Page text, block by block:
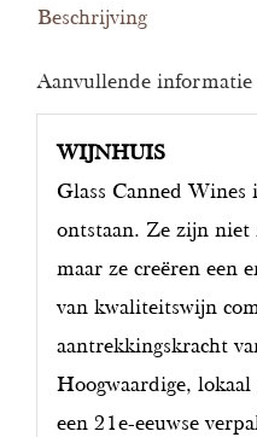
Beschrijving
Aanvullende informatie
WIJNHUIS
Glass Canned
ontstaan. Ze zijn niet
maar ze creëren een
van kwaliteitswijn
aantrekkingskracht
Hoogwaardige,
een 21e-eeuwse